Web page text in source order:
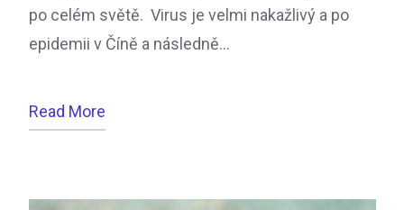
po celém světě. Virus je velmi nakažlivý a po
epidemii v Číně a následně…
Read More